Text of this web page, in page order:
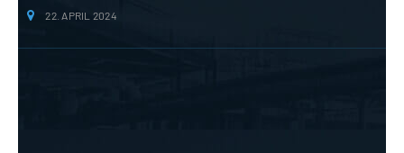
22. APRIL 2024